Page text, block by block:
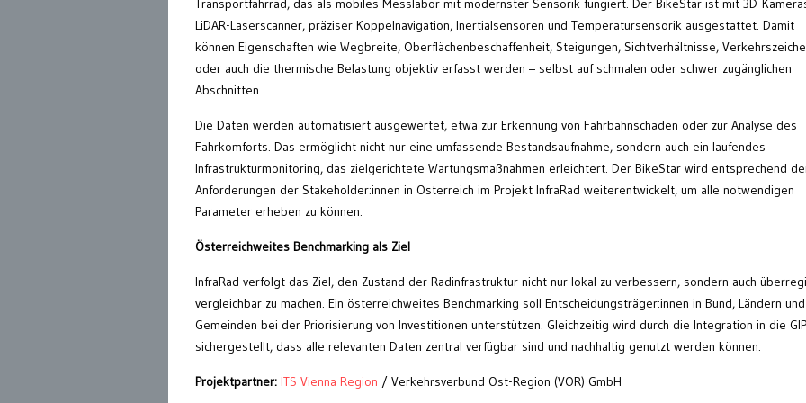
Transportfahrrad, das als mobiles Messlabor mit modernster Sensorik fungiert. Der BikeStar ist mit 3D-
LiDAR-Laserscanner, präziser Koppelnavigation, Inertialsensoren und Temperatursensorik ausgestattet. Damit
können Eigenschaften wie Wegbreite, Oberflächenbeschaffenheit, Steigungen, Sichtverhältnisse,
oder auch die thermische Belastung objektiv erfasst werden – selbst auf schmalen oder schwer zugänglichen
Abschnitten.
Die Daten werden automatisiert ausgewertet, etwa zur Erkennung von Fahrbahnschäden oder zur Analyse des
Fahrkomforts. Das ermöglicht nicht nur eine umfassende Bestandsaufnahme, sondern auch ein laufendes
Infrastrukturmonitoring, das zielgerichtete Wartungsmaßnahmen erleichtert. Der BikeStar wird entsprechend
Anforderungen der Stakeholder:innen in Österreich im Projekt InfraRad weiterentwickelt, um alle notwendigen
Parameter erheben zu können.
Österreichweites Benchmarking als Ziel
InfraRad verfolgt das Ziel, den Zustand der Radinfrastruktur nicht nur lokal zu verbessern, sondern auch
vergleichbar zu machen. Ein österreichweites Benchmarking soll Entscheidungsträger:innen in Bund, Ländern und
Gemeinden bei der Priorisierung von Investitionen unterstützen. Gleichzeitig wird durch die Integration in die GIP
sichergestellt, dass alle relevanten Daten zentral verfügbar sind und nachhaltig genutzt werden können.
Projektpartner: ITS Vienna Region / Verkehrsverbund Ost-Region (VOR) GmbH